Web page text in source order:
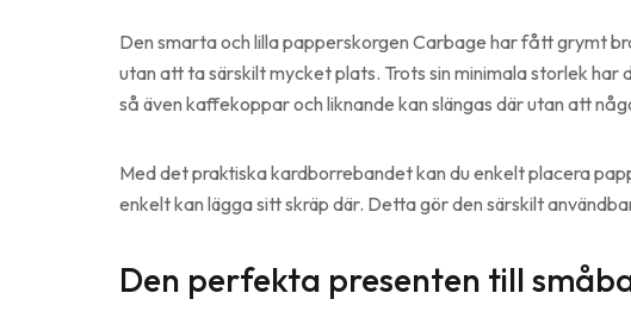
Den smarta och lilla papperskorgen Carbage har fått grymt
utan att ta särskilt mycket plats. Trots sin minimala storlek
så även kaffekoppar och liknande kan slängas där utan att
Med det praktiska kardborrebandet kan du enkelt placera
enkelt kan lägga sitt skräp där. Detta gör den särskilt
Den perfekta presenten till